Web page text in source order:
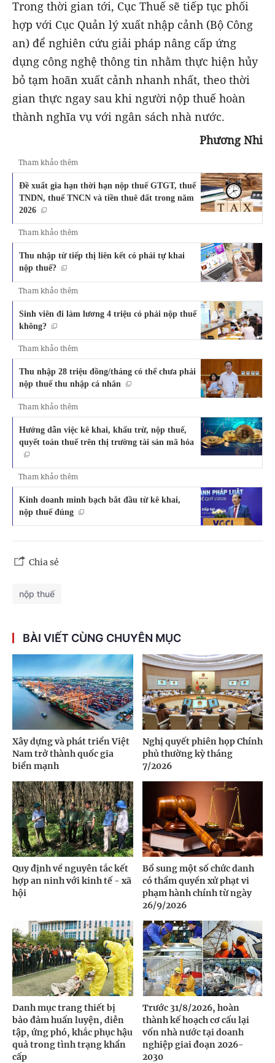
Trong thời gian tới, Cục Thuế sẽ tiếp tục phối
hợp với Cục Quản lý xuất nhập cảnh (Bộ Công
an) để nghiên cứu giải pháp nâng cấp ứng
dụng công nghệ thông tin nhằm thực hiện hủy
bỏ tạm hoãn xuất cảnh nhanh nhất, theo thời
gian thực ngay sau khi người nộp thuế hoàn
thành nghĩa vụ với ngân sách nhà nước.
Phương Nhi
Tham khảo thêm
Đề xuất gia hạn thời hạn nộp thuế GTGT, thuế
TNDN, thuế TNCN và tiền thuê đất trong năm
2026
Tham khảo thêm
Thu nhập từ tiếp thị liên kết có phải tự khai
nộp thuế?
Tham khảo thêm
Sinh viên đi làm lương 4 triệu có phải nộp thuế
không?
Tham khảo thêm
Thu nhập 28 triệu đồng/tháng có thể chưa phải
nộp thuế thu nhập cá nhân
Tham khảo thêm
Hướng dẫn việc kê khai, khấu trừ, nộp thuế,
quyết toán thuế trên thị trường tài sản mã hóa
Tham khảo thêm
Kinh doanh minh bạch bắt đầu từ kê khai,
nộp thuế đúng
Chia sẻ
nộp thuế
BÀI VIẾT CÙNG CHUYÊN MỤC
Xây dựng và phát triển Việt
Nam trở thành quốc gia
biển mạnh
Nghị quyết phiên họp Chính
phủ thường kỳ tháng
7/2026
Quy định về nguyên tắc kết
hợp an ninh với kinh tế - xã
hội
Bổ sung một số chức danh
có thẩm quyền xử phạt vi
phạm hành chính từ ngày
26/9/2026
Danh mục trang thiết bị
bảo đảm huấn luyện, diễn
tập, ứng phó, khắc phục hậu
quả trong tình trạng khẩn
cấp
Trước 31/8/2026, hoàn
thành kế hoạch cơ cấu lại
vốn nhà nước tại doanh
nghiệp giai đoạn 2026-
2030